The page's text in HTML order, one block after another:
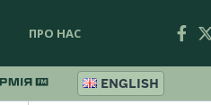
ПРО НАС
ENGLISH